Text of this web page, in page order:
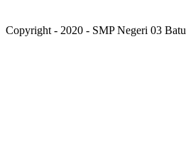
Copyright - 2020 - SMP Negeri 03 Batu